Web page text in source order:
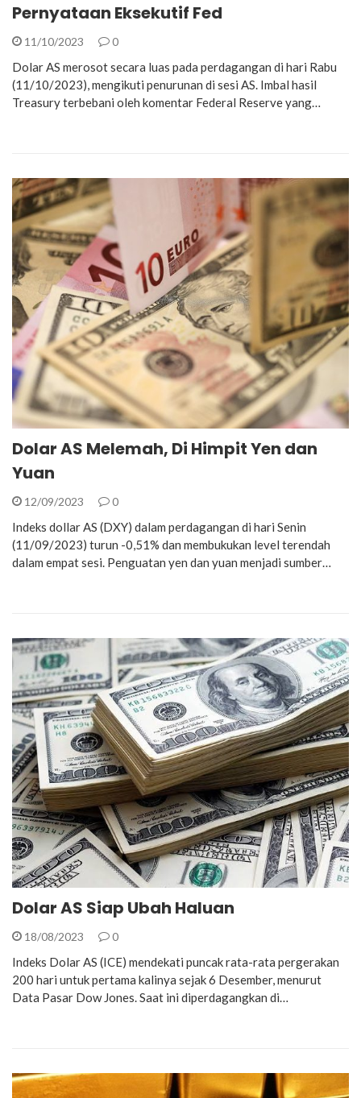
Pernyataan Eksekutif Fed
11/10/2023 0
Dolar AS merosot secara luas pada perdagangan di hari Rabu
(11/10/2023), mengikuti penurunan di sesi AS. Imbal hasil
Treasury terbebani oleh komentar Federal Reserve yang…
Dolar AS Melemah, Di Himpit Yen dan
Yuan
12/09/2023 0
Indeks dollar AS (DXY) dalam perdagangan di hari Senin
(11/09/2023) turun -0,51% dan membukukan level terendah
dalam empat sesi. Penguatan yen dan yuan menjadi sumber…
Dolar AS Siap Ubah Haluan
18/08/2023 0
Indeks Dolar AS (ICE) mendekati puncak rata-rata pergerakan
200 hari untuk pertama kalinya sejak 6 Desember, menurut
Data Pasar Dow Jones. Saat ini diperdagangkan di…